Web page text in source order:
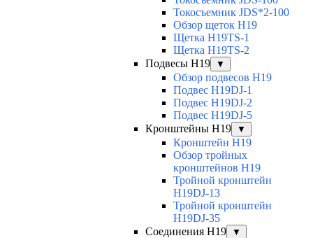
Токосъемник JDS*2-100
Обзор щеток H19
Щетка H19TS-1
Щетка H19TS-2
Подвесы H19
▼
Обзор подвесов H19
Подвес H19DJ-1
Подвес H19DJ-2
Подвес H19DJ-5
Кронштейны H19
▼
Кронштейн H19
Обзор тройных
кронштейнов H19
Тройной кронштейн
H19DJ-13
Тройной кронштейн
H19DJ-35
Соединения H19
▼